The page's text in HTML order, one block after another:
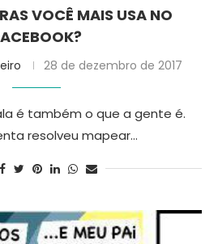
VOCÊ MAIS USA NO
28 de dezembro de 2017
é também o que a gente é.
resolveu mapear…